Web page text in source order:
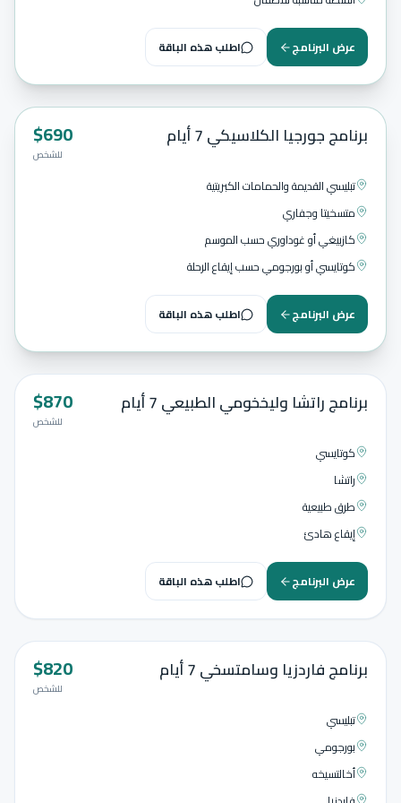
عرض البرنامج اطلب هذه الباقة
مميز 7أيام
برنامج جورجيا الكلاسيكي 7 أيام $690
للشخص
تبليسي القديمة والحمامات الكبريتية
متسخيتا وجفاري
كازبيغي أو غوداوري حسب الموسم
كوتايسي أو بورجومي حسب إيقاع الرحلة
عرض البرنامج اطلب هذه الباقة
7أيام
برنامج راتشا وليخخومي الطبيعي 7 أيام $870
للشخص
كوتايسي
راتشا
طرق طبيعية
إيقاع هادئ
عرض البرنامج اطلب هذه الباقة
7أيام
برنامج فاردزيا وسامتسخي 7 أيام $820
للشخص
تبليسي
بورجومي
أخالتسيخه